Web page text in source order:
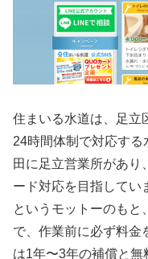
住まいる水道は、足立
24時間体制で対応す
田に足立営業所があり
ード対応を目指してい
というモットーのもと
で、作業前に必ず料金
は1年〜3年の補償と